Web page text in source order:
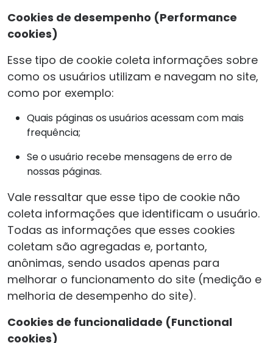
Cookies de desempenho (Performance
cookies)
Esse tipo de cookie coleta informações sobre
como os usuários utilizam e navegam no site,
como por exemplo:
Quais páginas os usuários acessam com mais
frequência;
Se o usuário recebe mensagens de erro de
nossas páginas.
Vale ressaltar que esse tipo de cookie não
coleta informações que identificam o usuário.
Todas as informações que esses cookies
coletam são agregadas e, portanto,
anônimas, sendo usados apenas para
melhorar o funcionamento do site (medição e
melhoria de desempenho do site).
Cookies de funcionalidade (Functional
cookies)